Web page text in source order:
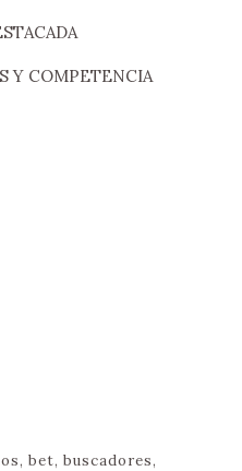
Y COMPETENCIA
bet buscadores